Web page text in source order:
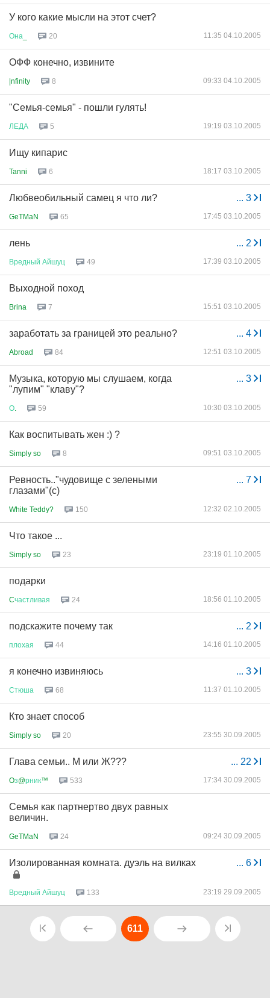
У кого какие мысли на этот счет?
Она 20 11:35 04.10.2005
ОФФ конечно, извините
|nfinity 8 09:33 04.10.2005
"Семья-семья" - пошли гулять!
ЛЕДА 5 19:19 03.10.2005
Ищу кипарис
Tanni 6 18:17 03.10.2005
... 3
Любвеобильный самец я что ли?
GeTMaN 65 17:45 03.10.2005
... 2
лень
Вредный Айшуц 49 17:39 03.10.2005
Выходной поход
Brina 7 15:51 03.10.2005
... 4
заработать за границей это реально?
Abroad 84 12:51 03.10.2005
... 3
Музыка, которую мы слушаем, когда
"лупим" "клаву"?
О 59 10:30 03.10.2005
Как воспитывать жен :) ?
Simply so 8 09:51 03.10.2005
... 7
Ревность.."чудовище с зелеными
глазами"(с)
White Teddy? 150 12:32 02.10.2005
Что такое ...
Simply so 23 23:19 01.10.2005
подарки
Cчастливая 24 18:56 01.10.2005
... 2
подскажите почему так
плохая 44 14:16 01.10.2005
... 3
я конечно извиняюсь
Стюша 68 11:37 01.10.2005
Кто знает способ
Simply so 20 23:55 30.09.2005
... 22
Глава семьи.. М или Ж???
Oз@рник™ 533 17:34 30.09.2005
Семья как партнертво двух равных
величин.
GeTMaN 24 09:24 30.09.2005
... 6
Изолированная комната. дуэль на вилках
Вредный Айшуц 133 23:19 29.09.2005
611